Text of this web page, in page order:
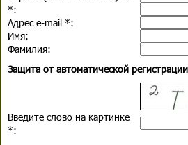
*:
Адрес e-mail *:
Имя:
Фамилия:
Защита от автоматической регистрации
Введите слово на картинке
*: